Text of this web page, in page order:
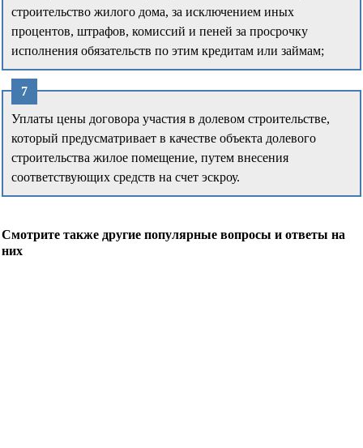
строительство жилого дома, за исключением иных
процентов, штрафов, комиссий и пеней за просрочку
исполнения обязательств по этим кредитам или займам;
Уплаты цены договора участия в долевом строительстве,
который предусматривает в качестве объекта долевого
строительства жилое помещение, путем внесения
соответствующих средств на счет эскроу.
Смотрите также другие популярные вопросы и ответы на
них